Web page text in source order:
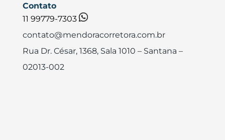
Contato
11 99779-7303
contato@mendoracorretora.com.br
Rua Dr. César, 1368, Sala 1010 – Santana –
02013-002